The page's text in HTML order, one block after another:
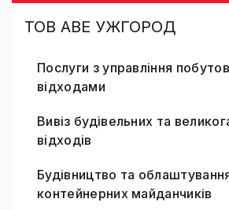
ТОВ AВE УЖГОРОД
Послуги з управління
відходами
Вивіз будівельних та
відходів
Будівництво та
контейнерних майданчиків